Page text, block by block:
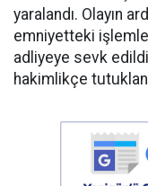
yaralandı. Olayın
emniyetteki
adliyeye sevk edildi.
hakimlikçe